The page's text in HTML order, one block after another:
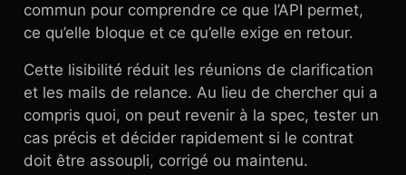
commun pour comprendre ce que l’API permet,
ce qu’elle bloque et ce qu’elle exige en retour.
Cette lisibilité réduit les réunions de clarification
et les mails de relance. Au lieu de chercher qui a
compris quoi, on peut revenir à la spec, tester un
cas précis et décider rapidement si le contrat
doit être assoupli, corrigé ou maintenu.